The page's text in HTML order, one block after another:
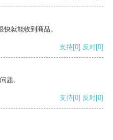
就能收到商品。
支持[0] 反对[0]
题。
支持[0] 反对[0]